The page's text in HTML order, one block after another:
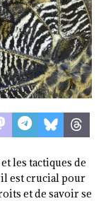
les tactiques de
est crucial pour
et de savoir se